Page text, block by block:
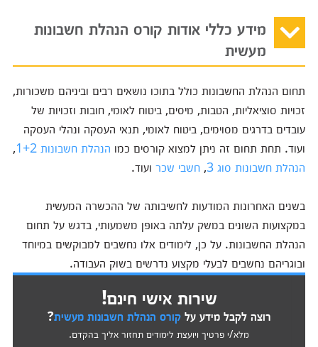
מידע כללי אודות קורס הנהלת חשבונות
מעשית
תחום הנהלת החשבונות כולל בתוכו נושאים רבים וביניהם משכורות,
זכויות סוציאליות, הטבות, מיסים, ביטוח לאומי, חובות וזכויות של
עובדים בדרגים מסוימים, ביטוח לאומי, תנאי העסקה ונהלי העסקה
ועוד. תחת תחום זה ניתן למצוא קורסים כמו הנהלת חשבונות 1+2
,
הנהלת חשבונות סוג 3
, חשבי שכרועוד.
בשנים האחרונות המודעות לחשיבותה של ההכשרה המעשית
במקצועות השונים במשק עלתה באופן משמעותי, בדגש על תחום
הנהלת החשבונות. על כן, לימודים אלו נחשבים למבוקשים במיוחד
ובוגריהם נחשבים לבעלי מקצוע נדרשים בשוק העבודה.
שירות אישי חינם!
רוצה לקבל מידע עלקורס הנהלת חשבונות מעשית?
מלא/י פרטיך ויועצת לימודים תחזור אליך בהקדם.